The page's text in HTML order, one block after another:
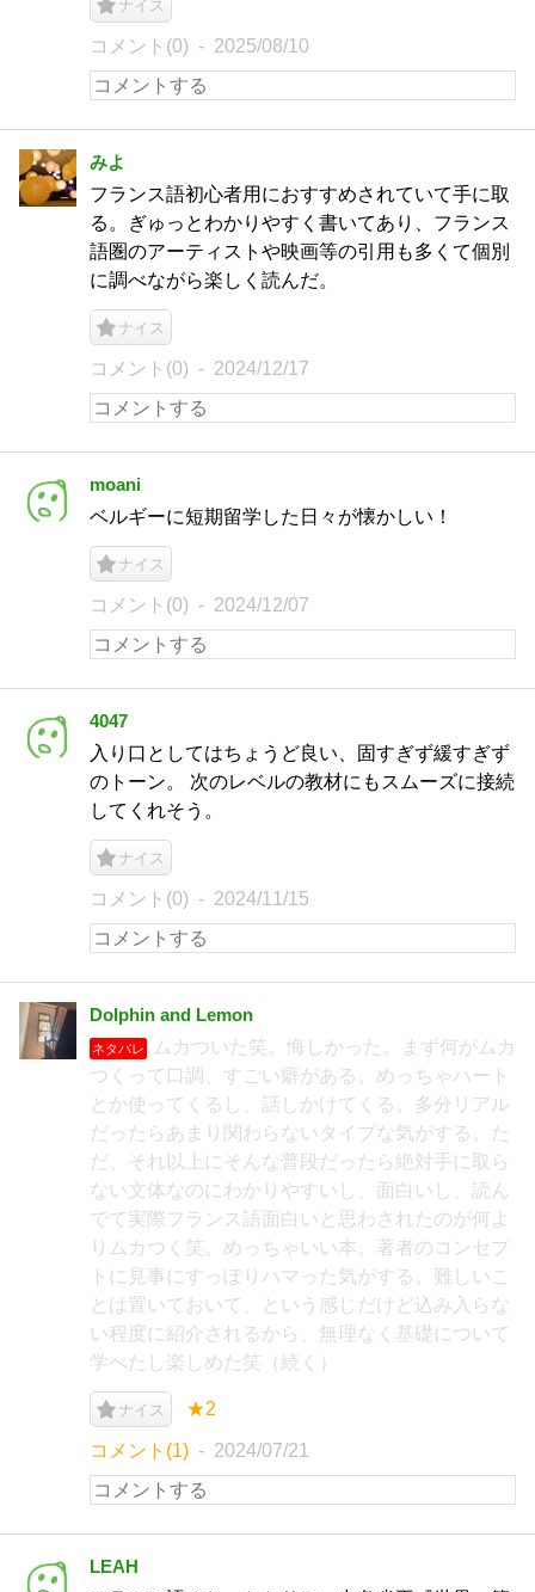
ナイス
コメント(0) 2025/08/10
みよ
フランス語初心者用におすすめされていて手に取
る。ぎゅっとわかりやすく書いてあり、フランス
語圏のアーティストや映画等の引用も多くて個別
に調べながら楽しく読んだ。
ナイス
コメント(0) 2024/12/17
moani
ベルギーに短期留学した日々が懐かしい！
ナイス
コメント(0) 2024/12/07
4047
入り口としてはちょうど良い、固すぎず緩すぎず
のトーン。 次のレベルの教材にもスムーズに接続
してくれそう。
ナイス
コメント(0) 2024/11/15
Dolphin and Lemon
ネタバレ
ムカついた笑。悔しかった。まず何がムカ
つくって口調、すごい癖がある。めっちゃハート
とか使ってくるし、話しかけてくる。多分リアル
だったらあまり関わらないタイプな気がする。た
だ、それ以上にそんな普段だったら絶対手に取ら
ない文体なのにわかりやすいし、面白いし、読ん
でて実際フランス語面白いと思わされたのが何よ
りムカつく笑。めっちゃいい本。著者のコンセプ
トに見事にすっぽりハマった気がする。難しいこ
とは置いておいて、という感じだけど込み入らな
い程度に紹介されるから、無理なく基礎について
学べたし楽しめた笑（続く）
ナイス ★2
コメント(1) 2024/07/21
LEAH